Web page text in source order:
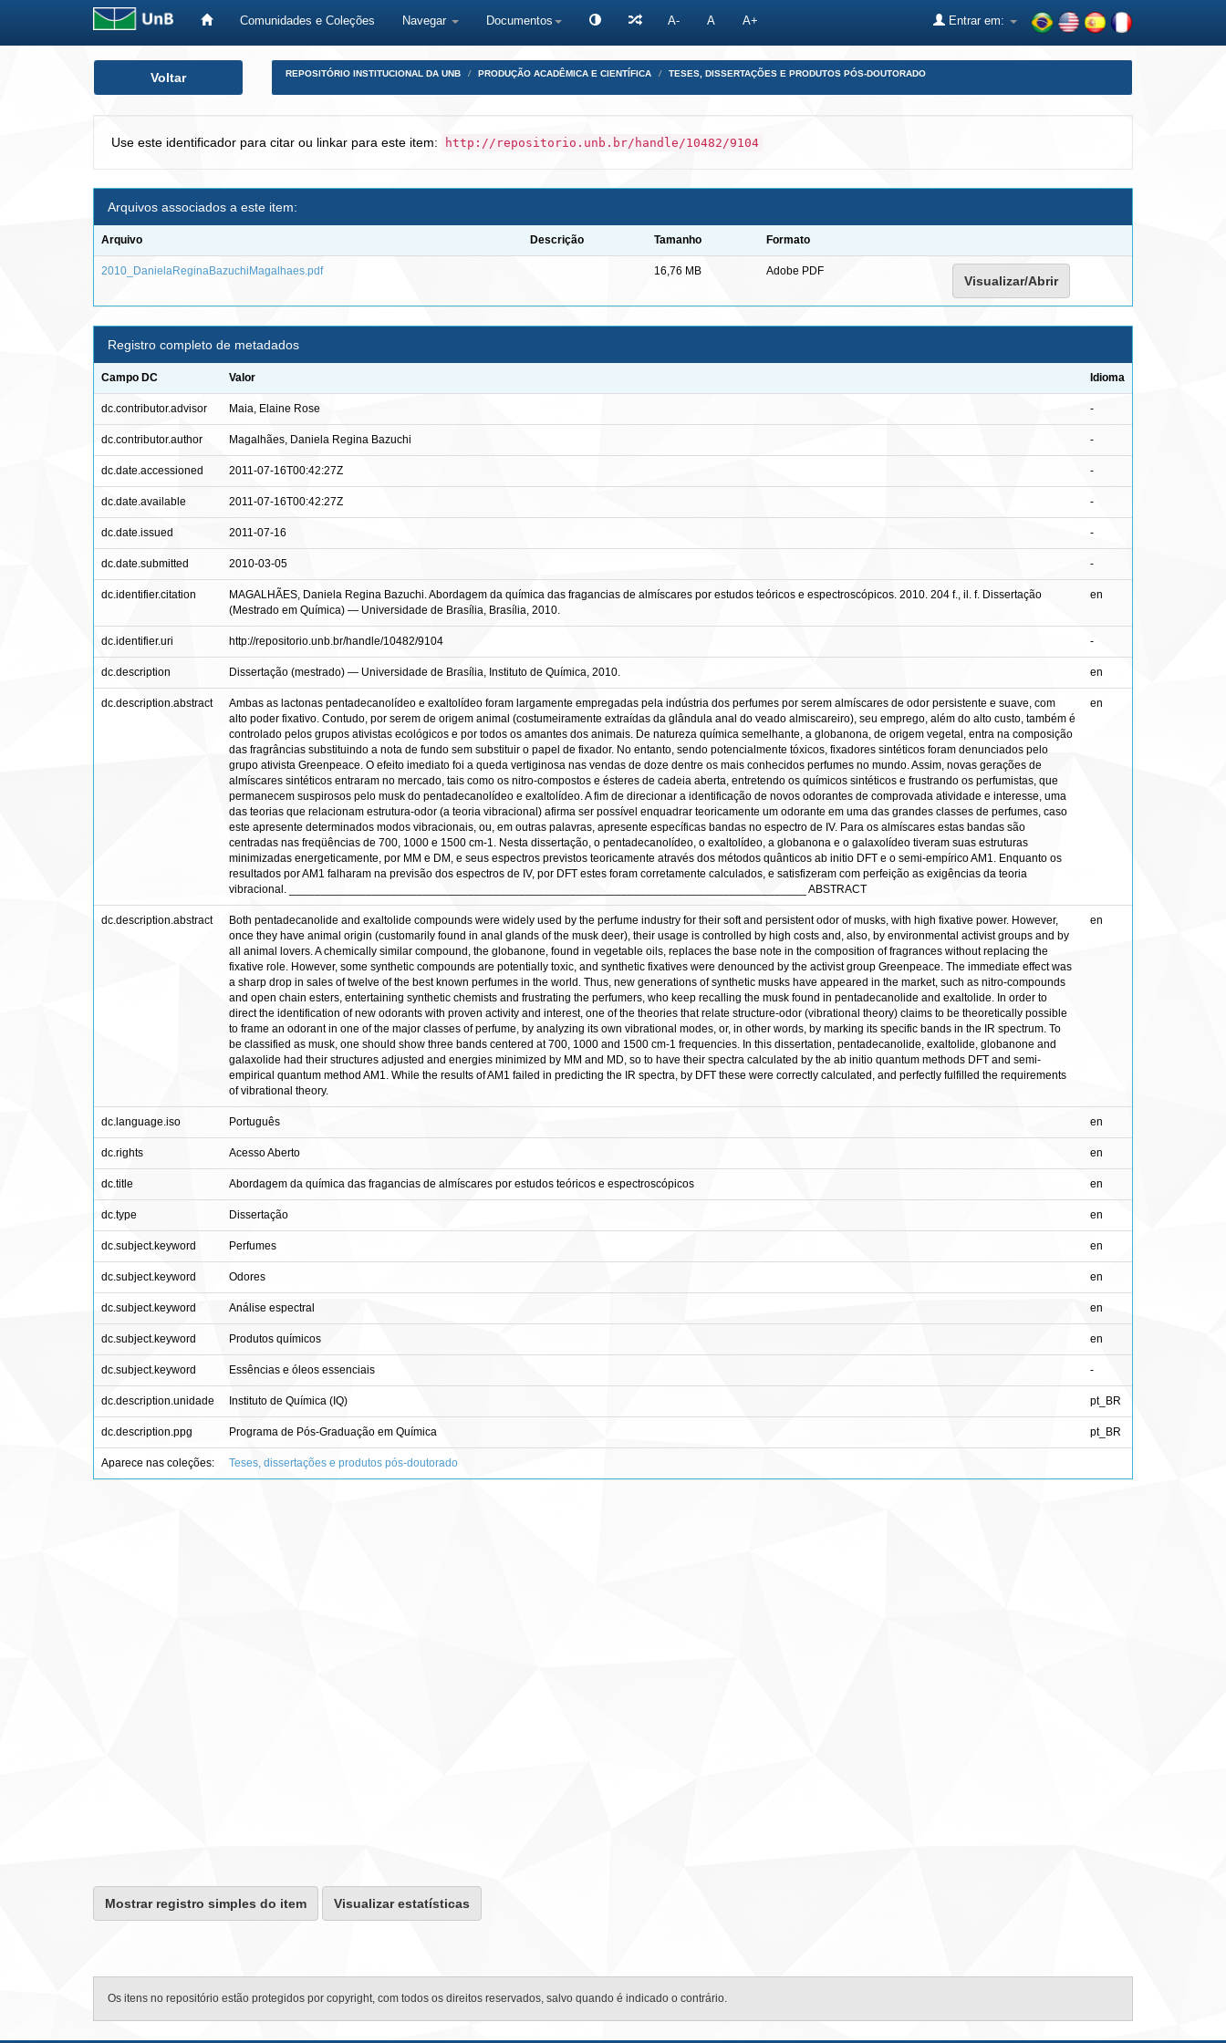
Comunidades e Coleções Navegar Documentos A- A A+ Entrar em:
Voltar REPOSITÓRIO INSTITUCIONAL DA UNB PRODUÇÃO ACADÊMICA E CIENTÍFICA TESES, DISSERTAÇÕES E PRODUTOS PÓS-DOUTORADO
Use este identificador para citar ou linkar para este item: http://repositorio.unb.br/handle/10482/9104
Arquivos associados a este item:
Arquivo Descrição Tamanho Formato
2010_DanielaReginaBazuchiMagalhaes.pdf 16,76 MB Adobe PDF
Visualizar/Abrir
Registro completo de metadados
Campo DC Valor Idioma
dc.contributor.advisor Maia, Elaine Rose -
dc.contributor.author Magalhães, Daniela Regina Bazuchi -
dc.date.accessioned 2011-07-16T00:42:27Z -
dc.date.available 2011-07-16T00:42:27Z -
dc.date.issued 2011-07-16 -
dc.date.submitted 2010-03-05 -
dc.identifier.citation
MAGALHÃES, Daniela Regina Bazuchi. Abordagem da química das fragancias de almíscares por estudos teóricos e espectroscópicos. 2010. 204 f., il. f. Dissertação
(Mestrado em Química) — Universidade de Brasília, Brasília, 2010.
en
dc.identifier.uri http://repositorio.unb.br/handle/10482/9104 -
dc.description Dissertação (mestrado) — Universidade de Brasília, Instituto de Química, 2010. en
dc.description.abstract
Ambas as lactonas pentadecanolídeo e exaltolídeo foram largamente empregadas pela indústria dos perfumes por serem almíscares de odor persistente e suave, com
alto poder fixativo. Contudo, por serem de origem animal (costumeiramente extraídas da glândula anal do veado almiscareiro), seu emprego, além do alto custo, também é
controlado pelos grupos ativistas ecológicos e por todos os amantes dos animais. De natureza química semelhante, a globanona, de origem vegetal, entra na composição
das fragrâncias substituindo a nota de fundo sem substituir o papel de fixador. No entanto, sendo potencialmente tóxicos, fixadores sintéticos foram denunciados pelo
grupo ativista Greenpeace. O efeito imediato foi a queda vertiginosa nas vendas de doze dentre os mais conhecidos perfumes no mundo. Assim, novas gerações de
almíscares sintéticos entraram no mercado, tais como os nitro-compostos e ésteres de cadeia aberta, entretendo os químicos sintéticos e frustrando os perfumistas, que
permanecem suspirosos pelo musk do pentadecanolídeo e exaltolídeo. A fim de direcionar a identificação de novos odorantes de comprovada atividade e interesse, uma
das teorias que relacionam estrutura-odor (a teoria vibracional) afirma ser possível enquadrar teoricamente um odorante em uma das grandes classes de perfumes, caso
este apresente determinados modos vibracionais, ou, em outras palavras, apresente específicas bandas no espectro de IV. Para os almíscares estas bandas são
centradas nas freqüências de 700, 1000 e 1500 cm-1. Nesta dissertação, o pentadecanolídeo, o exaltolídeo, a globanona e o galaxolídeo tiveram suas estruturas
minimizadas energeticamente, por MM e DM, e seus espectros previstos teoricamente através dos métodos quânticos ab initio DFT e o semi-empírico AM1. Enquanto os
resultados por AM1 falharam na previsão dos espectros de IV, por DFT estes foram corretamente calculados, e satisfizeram com perfeição as exigências da teoria
vibracional. _________________________________________________________________________________ ABSTRACT
en
dc.description.abstract
Both pentadecanolide and exaltolide compounds were widely used by the perfume industry for their soft and persistent odor of musks, with high fixative power. However,
once they have animal origin (customarily found in anal glands of the musk deer), their usage is controlled by high costs and, also, by environmental activist groups and by
all animal lovers. A chemically similar compound, the globanone, found in vegetable oils, replaces the base note in the composition of fragrances without replacing the
fixative role. However, some synthetic compounds are potentially toxic, and synthetic fixatives were denounced by the activist group Greenpeace. The immediate effect was
a sharp drop in sales of twelve of the best known perfumes in the world. Thus, new generations of synthetic musks have appeared in the market, such as nitro-compounds
and open chain esters, entertaining synthetic chemists and frustrating the perfumers, who keep recalling the musk found in pentadecanolide and exaltolide. In order to
direct the identification of new odorants with proven activity and interest, one of the theories that relate structure-odor (vibrational theory) claims to be theoretically possible
to frame an odorant in one of the major classes of perfume, by analyzing its own vibrational modes, or, in other words, by marking its specific bands in the IR spectrum. To
be classified as musk, one should show three bands centered at 700, 1000 and 1500 cm-1 frequencies. In this dissertation, pentadecanolide, exaltolide, globanone and
galaxolide had their structures adjusted and energies minimized by MM and MD, so to have their spectra calculated by the ab initio quantum methods DFT and semi-
empirical quantum method AM1. While the results of AM1 failed in predicting the IR spectra, by DFT these were correctly calculated, and perfectly fulfilled the requirements
of vibrational theory.
en
dc.language.iso Português en
dc.rights Acesso Aberto en
dc.title Abordagem da química das fragancias de almíscares por estudos teóricos e espectroscópicos en
dc.type Dissertação en
dc.subject.keyword Perfumes en
dc.subject.keyword Odores en
dc.subject.keyword Análise espectral en
dc.subject.keyword Produtos químicos en
dc.subject.keyword Essências e óleos essenciais -
dc.description.unidade Instituto de Química (IQ) pt_BR
dc.description.ppg Programa de Pós-Graduação em Química pt_BR
Aparece nas coleções: Teses, dissertações e produtos pós-doutorado
Mostrar registro simples do item Visualizar estatísticas
Os itens no repositório estão protegidos por copyright, com todos os direitos reservados, salvo quando é indicado o contrário.